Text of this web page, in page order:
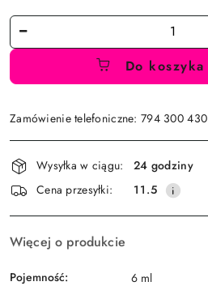
Ilość
Do koszyka
Zamówienie telefoniczne: 794 300 430
Wyślij
Dostępność
i
dostawa
Wysyłka w ciągu:
24 godziny
Cena przesyłki:
11.5
Więcej o produkcie
Pojemność: 6 ml